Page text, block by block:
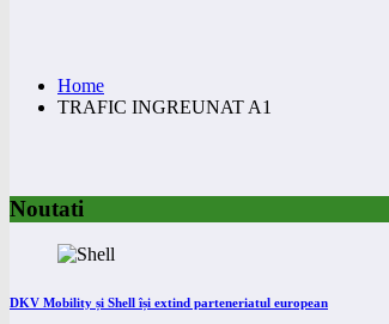
Home
TRAFIC INGREUNAT A1
Noutati
DKV Mobility și Shell își extind parteneriatul european